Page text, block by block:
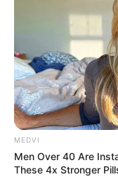
พ.ศ. 2560 ประชาช
ร้องร้องสิ่งที่เสียไปก
MEDVI
Men Over 40 Are
These 4x Stronger